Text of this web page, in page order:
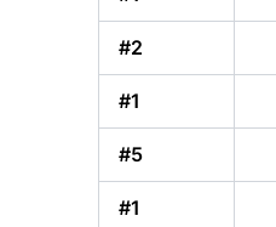
#2
#1
#5
#1